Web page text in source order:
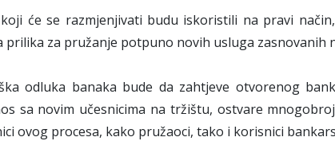
će se razmjenjivati budu iskoristili na pravi
prilika za pružanje potpuno novih usluga zasnovanih
odluka banaka bude da zahtjeve otvorenog
sa novim učesnicima na tržištu, ostvare
ovog procesa, kako pružaoci, tako i korisnici